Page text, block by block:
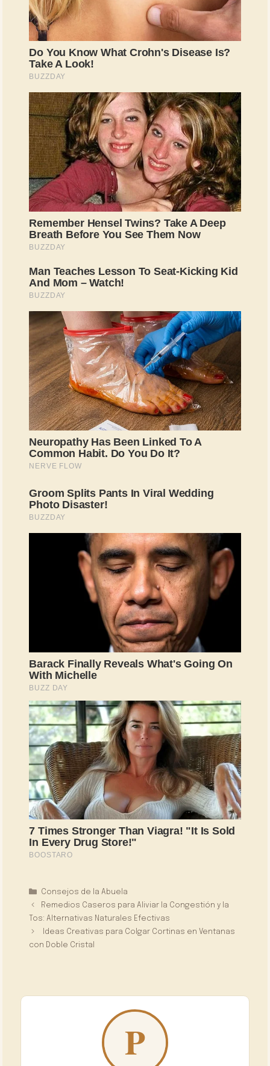
Categorías
Consejos de la Abuela
Remedios Caseros para Aliviar la Congestión y la
Tos: Alternativas Naturales Efectivas
Ideas Creativas para Colgar Cortinas en Ventanas
con Doble Cristal